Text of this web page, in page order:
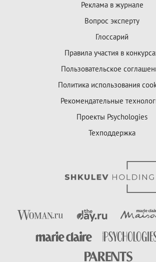
Реклама в журнале
Вопрос эксперту
Глоссарий
Правила участия в
Пользовательское
Политика использования
Рекомендательные
Проекты Psychologies
Техподдержка